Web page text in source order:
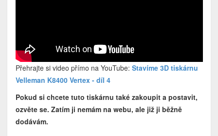
Přehrajte si video přímo na YouTube: Stavíme 3D tiskárnu
Velleman K8400 Vertex - díl 4
Pokud si chcete tuto tiskárnu také zakoupit a postavit,
ozvěte se. Zatím ji nemám na webu, ale již ji běžně
dodávám.